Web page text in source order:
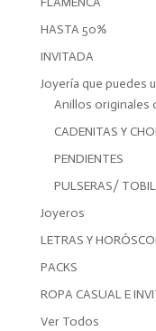
HASTA 50%
INVITADA
Joyería que puedes
Anillos originales
CADENITAS Y
PENDIENTES
PULSERAS/
Joyeros
LETRAS Y
PACKS
ROPA CASUAL E
Ver Todos